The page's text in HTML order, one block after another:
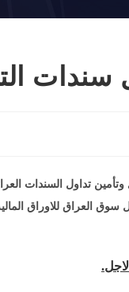
سندات
تداول السندات
سوق العراق للاوراق